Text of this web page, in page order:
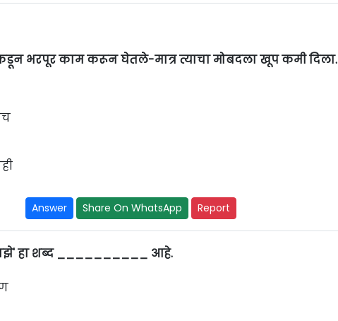
भरपूर काम करून घेतले-मात्र त्याचा मोबदला खूप कमी दिला.
Answer Share On WhatsApp Report
हा शब्द __________ आहे.